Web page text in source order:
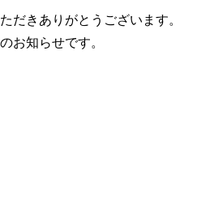
だきありがとうございます。
お知らせです。